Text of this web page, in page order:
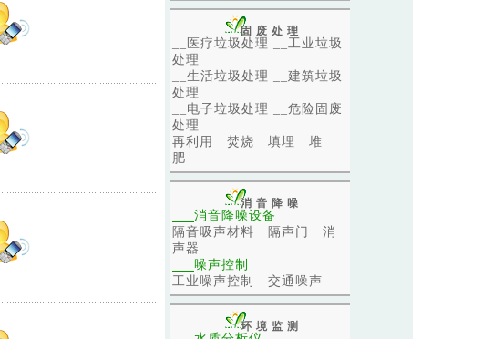
固废处理
__医疗垃圾处理
__工业垃圾
处理
__生活垃圾处理
__建筑垃圾
处理
__电子垃圾处理
__危险固废
处理
再利用
焚烧 填埋
堆
肥
消音降噪
消音降噪设备
隔音吸声材料
隔声门
消
声器
噪声控制
工业噪声控制
交通噪声
环境监测